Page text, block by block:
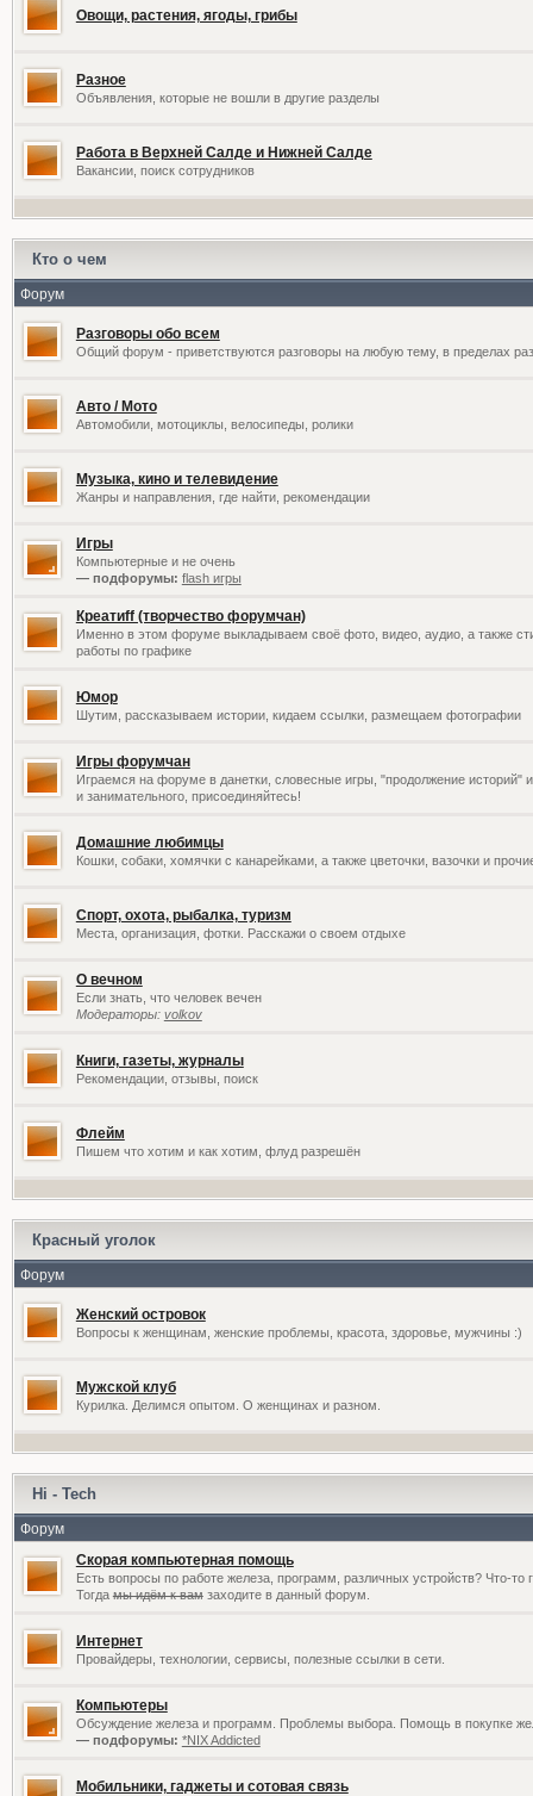
Овощи, растения, ягоды, грибы
Разное
Объявления, которые не вошли в другие разделы
Работа в Верхней Салде и Нижней Салде
Вакансии, поиск сотрудников
Кто о чем
Форум
Разговоры обо всем
Общий форум - приветствуются разговоры на любую тему, в пределах
Авто / Мото
Автомобили, мотоциклы, велосипеды, ролики
Музыка, кино и телевидение
Жанры и направления, где найти, рекомендации
Игры
Компьютерные и не очень
— подфорумы: flash игры
Креатиff (творчество форумчан)
Именно в этом форуме выкладываем своё фото, видео, аудио, а также
работы по графике
Юмор
Шутим, рассказываем истории, кидаем ссылки, размещаем фотографии
Игры форумчан
Играемся на форуме в данетки, словесные игры, "продолжение историй"
и занимательного, присоединяйтесь!
Домашние любимцы
Кошки, собаки, хомячки с канарейками, а также цветочки, вазочки и
Спорт, охота, рыбалка, туризм
Места, организация, фотки. Расскажи о своем отдыхе
О вечном
Если знать, что человек вечен
Модераторы: volkov
Книги, газеты, журналы
Рекомендации, отзывы, поиск
Флейм
Пишем что хотим и как хотим, флуд разрешён
Красный уголок
Форум
Женский островок
Вопросы к женщинам, женские проблемы, красота, здоровье, мужчины :)
Мужской клуб
Курилка. Делимся опытом. О женщинах и разном.
Hi - Tech
Форум
Скорая компьютерная помощь
Есть вопросы по работе железа, программ, различных устройств? Что-то
Тогдамы идём к вамзаходите в данный форум.
Интернет
Провайдеры, технологии, сервисы, полезные ссылки в сети.
Компьютеры
Обсуждение железа и программ. Проблемы выбора. Помощь в покупке
— подфорумы: *NIX Addicted
Мобильники, гаджеты и сотовая связь